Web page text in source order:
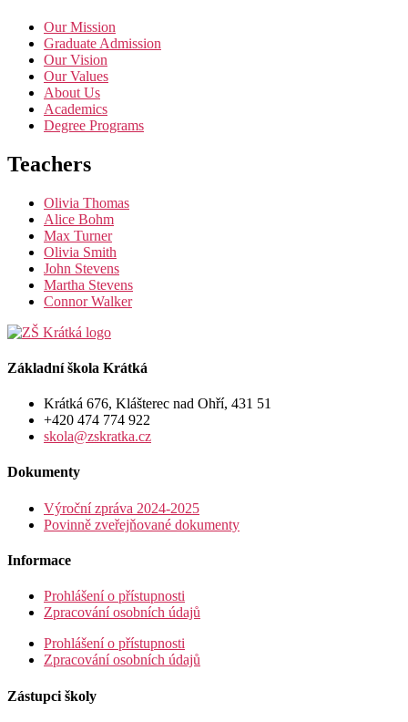
Our Mission
Graduate Admission
Our Vision
Our Values
About Us
Academics
Degree Programs
Teachers
Olivia Thomas
Alice Bohm
Max Turner
Olivia Smith
John Stevens
Martha Stevens
Connor Walker
Základní škola Krátká
Krátká 676, Klášterec nad Ohří, 431 51
+420 474 774 922
skola@zskratka.cz
Dokumenty
Výroční zpráva 2024-2025
Povinně zveřejňované dokumenty
Informace
Prohlášení o přístupnosti
Zpracování osobních údajů
Prohlášení o přístupnosti
Zpracování osobních údajů
Zástupci školy